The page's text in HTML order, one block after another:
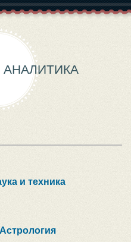
и техника
Астрология